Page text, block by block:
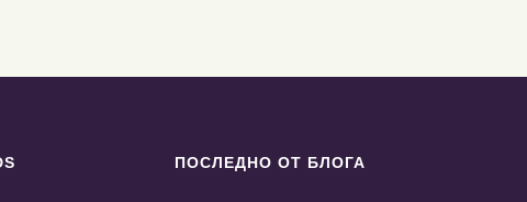
ПОСЛЕДНО ОТ БЛОГА